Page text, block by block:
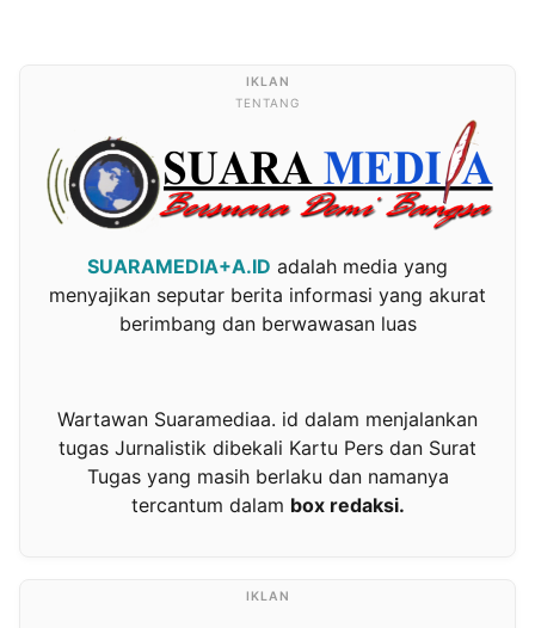
TENTANG
SUARAMEDIA+A.ID adalah media yang
menyajikan seputar berita informasi yang akurat
berimbang dan berwawasan luas
Wartawan Suaramediaa. id dalam menjalankan
tugas Jurnalistik dibekali Kartu Pers dan Surat
Tugas yang masih berlaku dan namanya
tercantum dalam box redaksi.